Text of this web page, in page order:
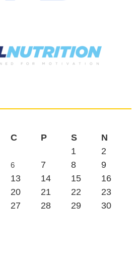
C P S
N
1
2
6 7 8
9
13 14 15
16
20 21 22
23
27 28 29
30